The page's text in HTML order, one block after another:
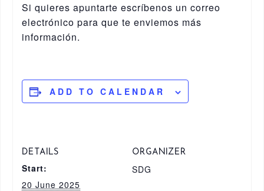
Si quieres apuntarte escríbenos un correo
electrónico para que te enviemos más
información.
ADD TO CALENDAR
DETAILS
Start:
20 June 2025
ORGANIZER
SDG